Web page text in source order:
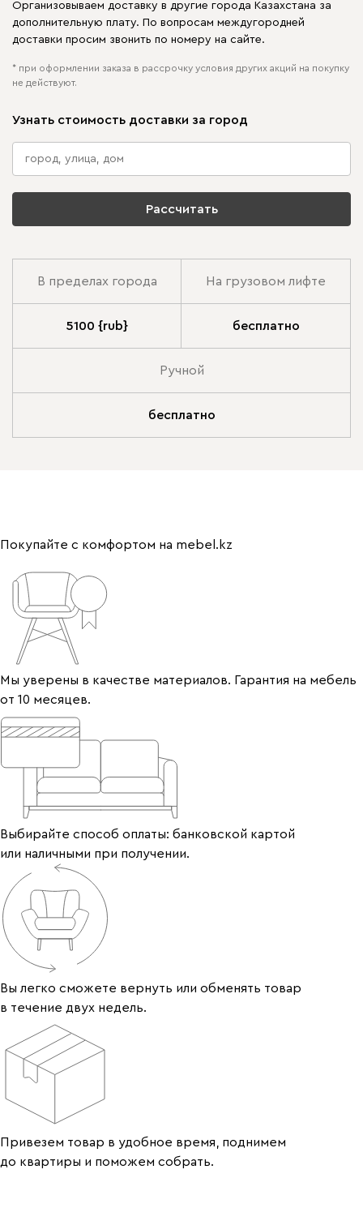
Организовываем доставку в другие города Казахстана за
дополнительную плату. По вопросам междугородней
доставки просим звонить по номеру на сайте.
* при оформлении заказа в рассрочку условия других акций на покупку
не действуют.
Узнать стоимость доставки за город
Рассчитать
В пределах города На грузовом лифте
5100 {rub} бесплатно
Ручной
бесплатно
Покупайте с комфортом на mebel.kz
Мы уверены в качестве материалов. Гарантия на мебель
от 10 месяцев.
Выбирайте способ оплаты: банковской картой
или наличными при получении.
Вы легко сможете вернуть или обменять товар
в течение двух недель.
Привезем товар в удобное время, поднимем
до квартиры и поможем собрать.